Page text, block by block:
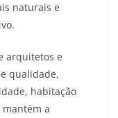
naturais e
arquitetos e
qualidade,
habitação
a